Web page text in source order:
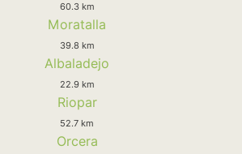
60.3 km
Moratalla
39.8 km
Albaladejo
22.9 km
Riopar
52.7 km
Orcera